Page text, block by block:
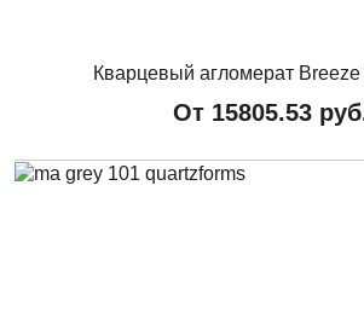
Кварцевый агломерат
От 15805.53